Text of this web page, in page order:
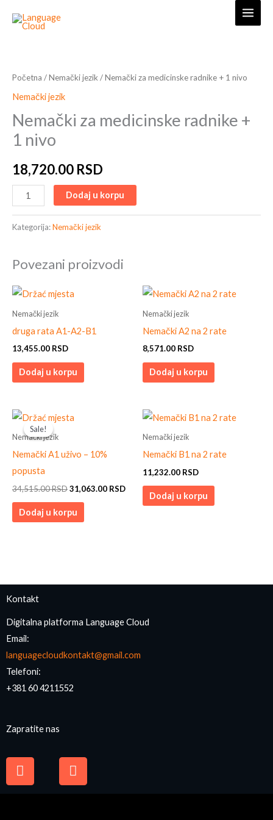
Početna /Nemački jezik / Nemački za medicinske radnike + 1 nivo
Nemački jezik
Nemački za medicinske radnike +
1 nivo
18,720.00 RSD
medicinske
radnike
1
nivo
Dodaj u korpu
Kategorija:Nemački jezik
Povezani proizvodi
Nemački jezik
druga rata A1-A2-B1
13,455.00 RSD
Dodaj u korpu
Nemački jezik
Nemački A2 na 2 rate
8,571.00 RSD
Dodaj u korpu
Sale!
Sale!
Nemački jezik
Nemački A1 uživo – 10%
popusta
34,515.00RSD
price
31,063.00 RSD
Current
31,063.00 RSD.
Dodaj u korpu
Nemački jezik
Nemački B1 na 2 rate
11,232.00 RSD
Dodaj u korpu
Kontakt
Digitalna platforma Language Cloud
Email:
languagecloudkontakt@gmail.com
Telefoni:
+381 60 4211552
Zapratite nas
a
c
n
s